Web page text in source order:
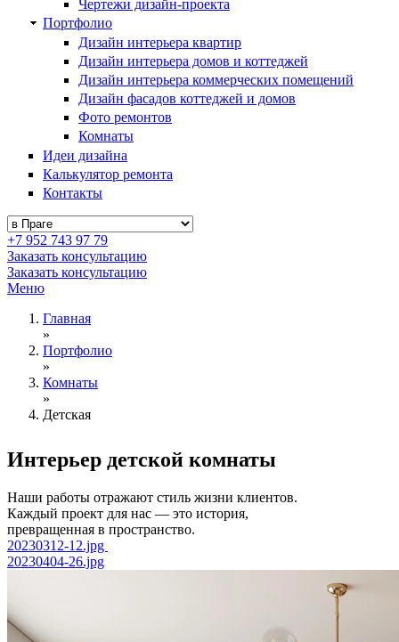
Чертежи дизайн-проекта
Портфолио
Дизайн интерьера квартир
Дизайн интерьера домов и коттеджей
Дизайн интерьера коммерческих помещений
Дизайн фасадов коттеджей и домов
Фото ремонтов
Комнаты
Идеи дизайна
Калькулятор ремонта
Контакты
+7 952 743 97 79
Заказать консультацию
Заказать консультацию
Меню
Главная
»
Портфолио
»
Комнаты
»
Детская
Интерьер детской комнаты
Наши работы отражают стиль жизни клиентов.
Каждый проект для нас — это история,
превращенная в пространство.
20230312-12.jpg
20230404-26.jpg